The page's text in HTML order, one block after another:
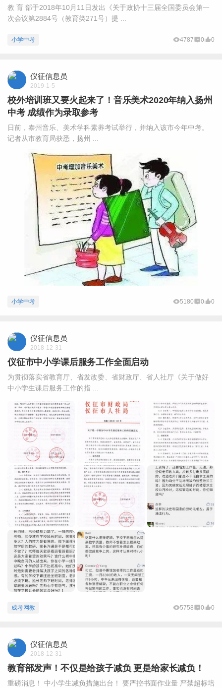
教 育 部于2018年10月11日发出《关于政协十三届全国委员会第一
次会议第2884号（教育类271号）提 ...
小学中考 4787 0 0
仪征信息员
2019-1-5
校外培训班又要火起来了！音乐美术2020年纳入扬州
中考 成绩作为录取参考
日前，泰州音乐、美术学科素养考试举行，并纳入该市今年中考。
记者从市教育局获悉，扬州 ...
小学中考 5180 0 0
仪征信息员
2018-12-31
仪征市中小学课后服务工作全面启动
为贯彻落实省教育厅、省发改委、省财政厅、省人社厅《关于做好
中小学生课后服务工作的指 ...
成考网教 5758 0 0
仪征信息员
2018-12-31
教育部发声！不仅是给孩子减负 更是给家长减负！
重磅消息！ 中小学生减负措施出台！ 要严控书面作业量 严禁超标培